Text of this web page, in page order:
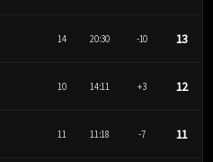
14 20:30 -10 13
10 14:11 +3 12
11 11:18 -7 11